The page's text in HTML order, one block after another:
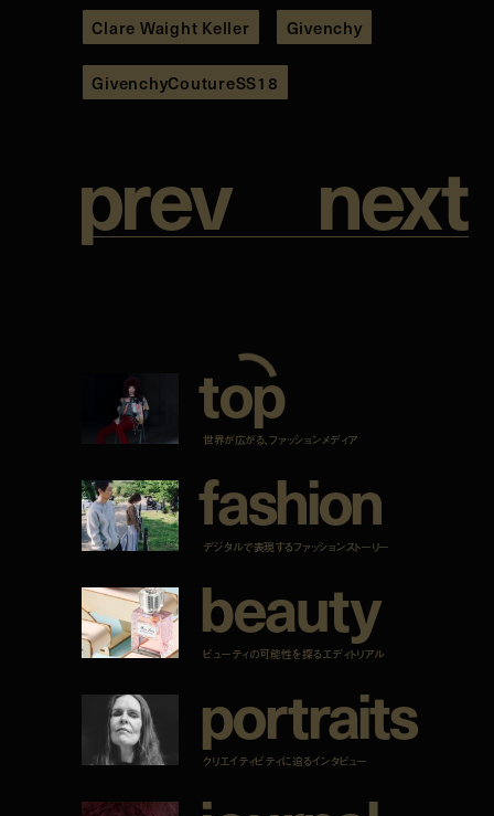
Clare Waight Keller Givenchy
GivenchyCoutureSS18
prev next
top
世界が広がる、ファッションメディア
fashion
デジタルで表現するファッションストーリー
beauty
ビューティの可能性を探るエディトリアル
portraits
クリエイティビティに迫るインタビュー